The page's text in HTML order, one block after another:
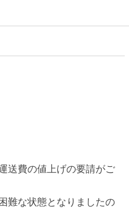
送費の値上げの要請がご
難な状態となりましたの